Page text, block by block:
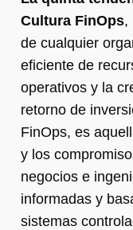
Cultura FinOps,
de cualquier
eficiente de
operativos y la
retorno de
FinOps, es
y los
negocios e
informadas y
sistemas